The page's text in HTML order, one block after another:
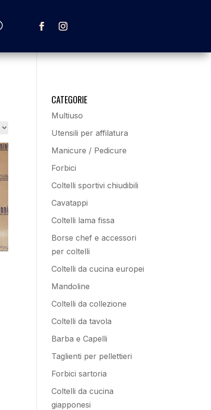
CATEGORIE
Multiuso
Utensili per affilatura
Manicure / Pedicure
Forbici
Coltelli sportivi chiudibili
Cavatappi
Coltelli lama fissa
Borse chef e accessori
per coltelli
Coltelli da cucina europei
Mandoline
Coltelli da collezione
Coltelli da tavola
Barba e Capelli
Taglienti per pellettieri
Forbici sartoria
Coltelli da cucina
giapponesi